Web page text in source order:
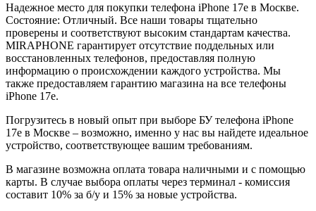
Надежное место для покупки телефона iPhone 17e в Москве.
Состояние: Отличный. Все наши товары тщательно
проверены и соответствуют высоким стандартам качества.
MIRAPHONE гарантирует отсутствие поддельных или
восстановленных телефонов, предоставляя полную
информацию о происхождении каждого устройства. Мы
также предоставляем гарантию магазина на все телефоны
iPhone 17e.
Погрузитесь в новый опыт при выборе БУ телефона iPhone
17e в Москве – возможно, именно у нас вы найдете идеальное
устройство, соответствующее вашим требованиям.
В магазине возможна оплата товара наличными и с помощью
карты. В случае выбора оплаты через терминал - комиссия
составит 10% за б/у и 15% за новые устройства.